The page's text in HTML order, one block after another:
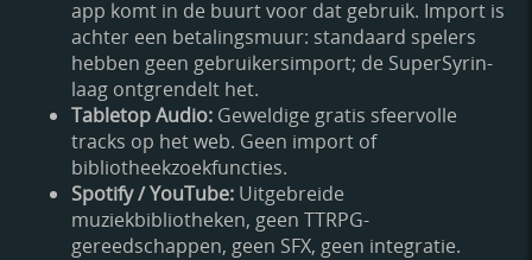
app komt in de buurt voor dat gebruik. Import is
achter een betalingsmuur: standaard spelers
hebben geen gebruikersimport; de SuperSyrin-
laag ontgrendelt het.
Tabletop Audio: Geweldige gratis sfeervolle
tracks op het web. Geen import of
bibliotheekzoekfuncties.
Spotify / YouTube: Uitgebreide
muziekbibliotheken, geen TTRPG-
gereedschappen, geen SFX, geen integratie.